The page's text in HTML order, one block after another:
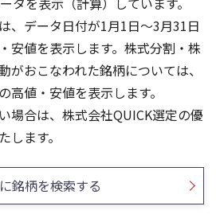
2,300
2,500
2,700
2,800
2,900
1,500
2,500
3,000
3,500
、データ日付が1月1日～3月31日
安値を表示します。株式分割・株
がおこなわれた銘柄については、
高値・安値を表示します。
場合は、株式会社QUICK選定の優
します。
銘柄を検索する